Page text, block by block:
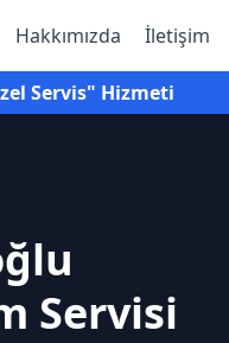
Hakkımızda İletişim
Servis" Hizmeti
Servisi